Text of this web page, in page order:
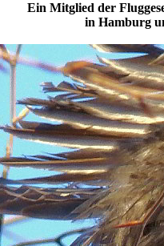
Ein Mitglied der
in Hamburg